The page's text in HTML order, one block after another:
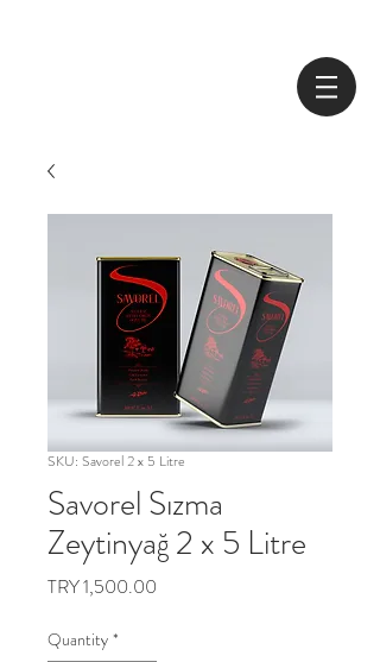
SKU: Savorel 2 x 5 Litre
Savorel Sızma
Zeytinyağ 2 x 5 Litre
TRY 1,500.00
Quantity *